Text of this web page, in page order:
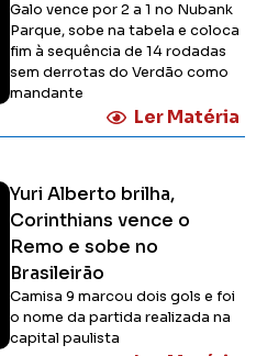
Galo vence por 2 a 1 no Nubank
Parque, sobe na tabela e coloca
fim à sequência de 14 rodadas
sem derrotas do Verdão como
mandante
Ler Matéria
Yuri Alberto brilha,
Corinthians vence o
Remo e sobe no
Brasileirão
Camisa 9 marcou dois gols e foi
o nome da partida realizada na
capital paulista